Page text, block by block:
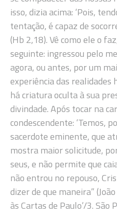
isso, dizia acima: ‘Pois,
tentação, é capaz de
(Hb 2,18). Vê como ele o
seguinte: ingressou pelo
agora, ou antes, por um
experiência das realidades
há criatura oculta à sua
divindade. Após tocar na
condescendente: ‘Temos,
sacerdote eminente, que
mostra maior solicitude,
seus, e não permite que
não entrou no repouso,
dizer de que maneira”
às Cartas de Paulo’/3. São